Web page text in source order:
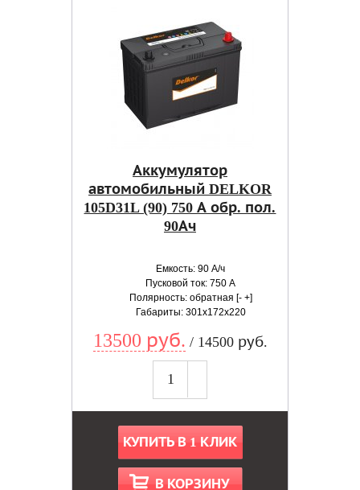
Аккумулятор
автомобильный DELKOR
105D31L (90) 750 А обр. пол.
90Ач
Емкость: 90 А/ч
Пусковой ток: 750 А
Полярность: обратная [- +]
Габариты: 301x172x220
13500 руб. / 14500 руб.
КУПИТЬ В 1 КЛИК
В КОРЗИНУ